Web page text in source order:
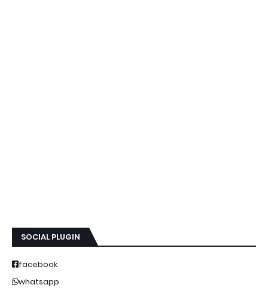
SOCIAL PLUGIN
facebook
whatsapp